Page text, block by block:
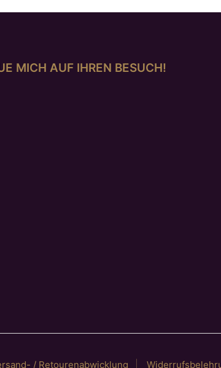
MICH AUF IHREN BESUCH!
/ Retourenabwicklung